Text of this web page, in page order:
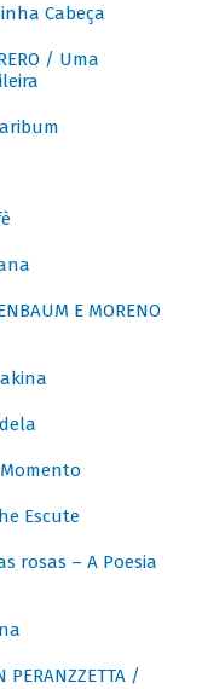
Cabeça
/ Uma
E MORENO
Escute
rosas – A Poesia
PERANZZETTA /